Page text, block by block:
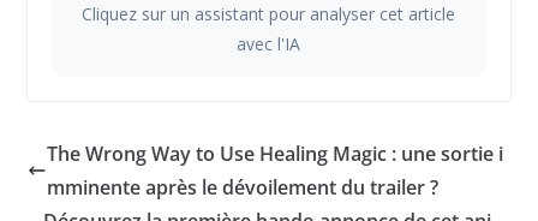
Cliquez sur un assistant pour analyser cet article
avec l'IA
The Wrong Way to Use Healing Magic : une sortie i
mminente après le dévoilement du trailer ?